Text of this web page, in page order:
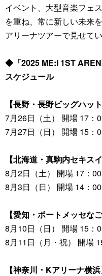
イベント、大型音楽フェ
を重ね、常に新しい未来
アリーナツアーで見せて
◆「2025 ME:I 1ST
スケジュール
【長野・長野ビッグハット
7月26日（土） 開場 17：
7月27日（日） 開場 15：
【北海道・真駒内セキス
8月2日（土） 開場 17：
8月3日（日） 開場 14：
【愛知・ポートメッセな
8月10日（日） 開場 15：
8月11日（月・祝） 開場
【神奈川・Kアリーナ横浜